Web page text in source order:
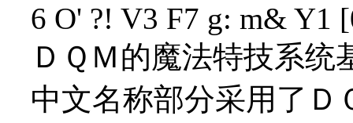
6 O' ?! V3 F7 g: m& Y1
ＤＱＭ的魔法特技系
中文名称部分采用了Ｄ